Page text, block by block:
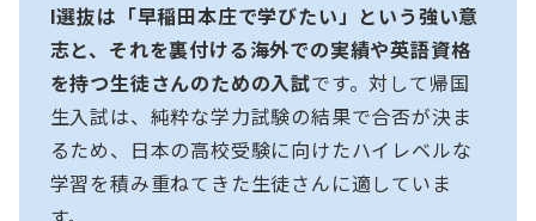
I選抜は「早稲田本庄で学びたい」という強い意
志と、それを裏付ける海外での実績や英語資格
を持つ生徒さんのための入試です。対して帰国
生入試は、純粋な学力試験の結果で合否が決ま
るため、日本の高校受験に向けたハイレベルな
学習を積み重ねてきた生徒さんに適していま